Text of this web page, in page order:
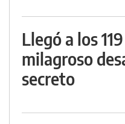
Llegó a los
milagroso
secreto